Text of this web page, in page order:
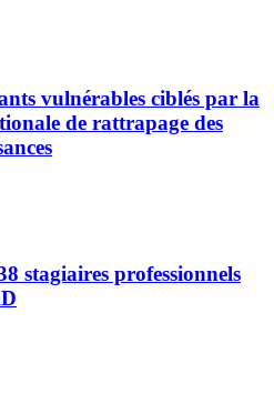
vulnérables ciblés par la
de rattrapage des
stagiaires professionnels